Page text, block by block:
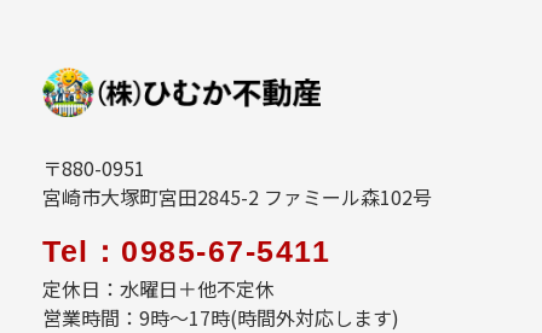
〒880-0951
宮崎市大塚町宮田2845-2 ファミール森102号
Tel：0985-67-5411
定休日：水曜日＋他不定休
営業時間：9時～17時(時間外対応します)